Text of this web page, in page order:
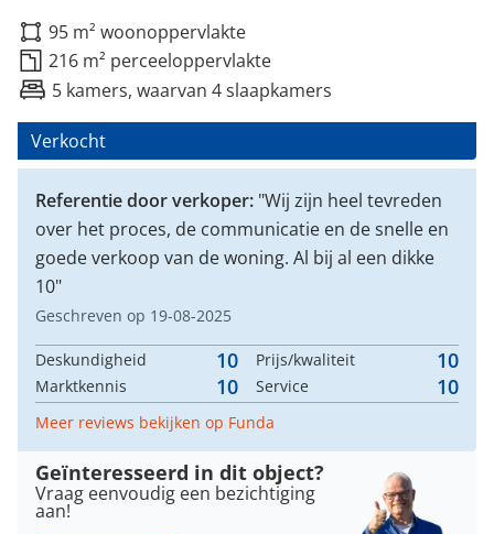
95 m² woonoppervlakte
216 m² perceeloppervlakte
5 kamers, waarvan 4 slaapkamers
Verkocht
Referentie door verkoper: "Wij zijn heel tevreden
over het proces, de communicatie en de snelle en
goede verkoop van de woning. Al bij al een dikke
10"
Geschreven op 19-08-2025
Deskundigheid 10 Prijs/kwaliteit 10
Marktkennis 10 Service 10
Meer reviews bekijken op Funda
Geïnteresseerd in dit object?
Vraag eenvoudig een bezichtiging
aan!